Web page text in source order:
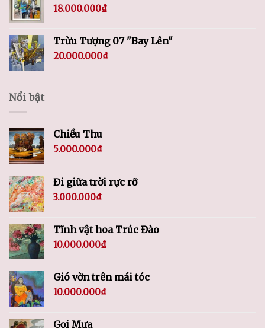
18.000.000₫
Trừu Tượng 07 "Bay Lên"
20.000.000₫
Nổi bật
Chiều Thu
5.000.000₫
Đi giữa trời rực rỡ
3.000.000₫
Tĩnh vật hoa Trúc Đào
10.000.000₫
Gió vờn trên mái tóc
10.000.000₫
Gọi Mưa